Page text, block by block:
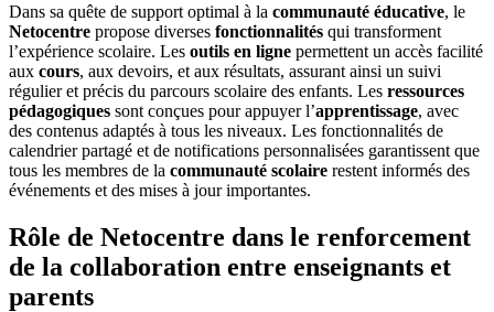
Dans sa quête de support optimal à la communauté éducative, le
Netocentre propose diverses fonctionnalités qui transforment
l’expérience scolaire. Les outils en ligne permettent un accès facilité
aux cours, aux devoirs, et aux résultats, assurant ainsi un suivi
régulier et précis du parcours scolaire des enfants. Les ressources
pédagogiques sont conçues pour appuyer l’apprentissage, avec
des contenus adaptés à tous les niveaux. Les fonctionnalités de
calendrier partagé et de notifications personnalisées garantissent que
tous les membres de la communauté scolaire restent informés des
événements et des mises à jour importantes.
Rôle de Netocentre dans le renforcement
de la collaboration entre enseignants et
parents